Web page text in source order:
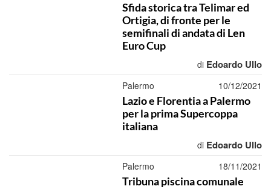
Sfida storica tra Telimar ed
Ortigia, di fronte per le
semifinali di andata di Len
Euro Cup
di Edoardo Ullo
Palermo 10/12/2021
Lazio e Florentia a Palermo
per la prima Supercoppa
italiana
di Edoardo Ullo
Palermo 18/11/2021
Tribuna piscina comunale